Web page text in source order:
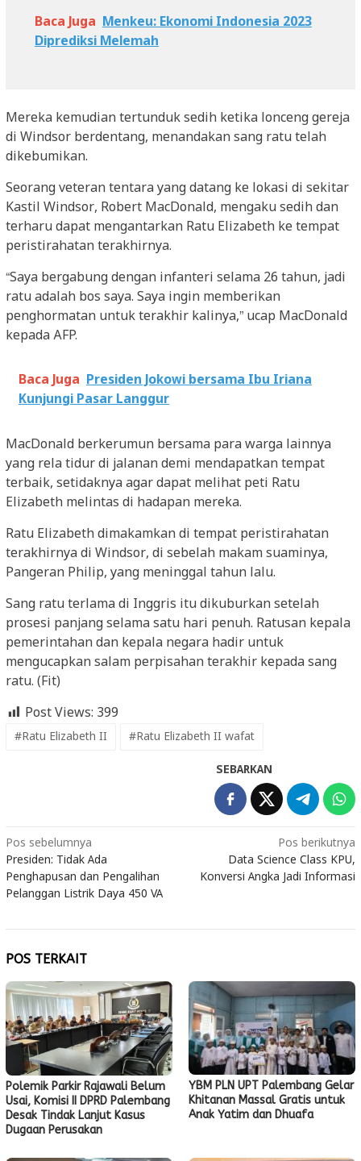
Baca Juga Menkeu: Ekonomi Indonesia 2023
Diprediksi Melemah
Mereka kemudian tertunduk sedih ketika lonceng gereja
di Windsor berdentang, menandakan sang ratu telah
dikebumikan.
Seorang veteran tentara yang datang ke lokasi di sekitar
Kastil Windsor, Robert MacDonald, mengaku sedih dan
terharu dapat mengantarkan Ratu Elizabeth ke tempat
peristirahatan terakhirnya.
“Saya bergabung dengan infanteri selama 26 tahun, jadi
ratu adalah bos saya. Saya ingin memberikan
penghormatan untuk terakhir kalinya,” ucap MacDonald
kepada AFP.
Baca Juga Presiden Jokowi bersama Ibu Iriana
Kunjungi Pasar Langgur
MacDonald berkerumun bersama para warga lainnya
yang rela tidur di jalanan demi mendapatkan tempat
terbaik, setidaknya agar dapat melihat peti Ratu
Elizabeth melintas di hadapan mereka.
Ratu Elizabeth dimakamkan di tempat peristirahatan
terakhirnya di Windsor, di sebelah makam suaminya,
Pangeran Philip, yang meninggal tahun lalu.
Sang ratu terlama di Inggris itu dikuburkan setelah
prosesi panjang selama satu hari penuh. Ratusan kepala
pemerintahan dan kepala negara hadir untuk
mengucapkan salam perpisahan terakhir kepada sang
ratu. (Fit)
Post Views: 399
#Ratu Elizabeth II #Ratu Elizabeth II wafat
SEBARKAN
Navigasi
pos
Pos sebelumnya
Presiden: Tidak Ada
Penghapusan dan Pengalihan
Pelanggan Listrik Daya 450 VA
Pos berikutnya
Data Science Class KPU,
Konversi Angka Jadi Informasi
POS TERKAIT
Polemik Parkir Rajawali Belum
Usai, Komisi II DPRD Palembang
Desak Tindak Lanjut Kasus
Dugaan Perusakan
YBM PLN UPT Palembang Gelar
Khitanan Massal Gratis untuk
Anak Yatim dan Dhuafa